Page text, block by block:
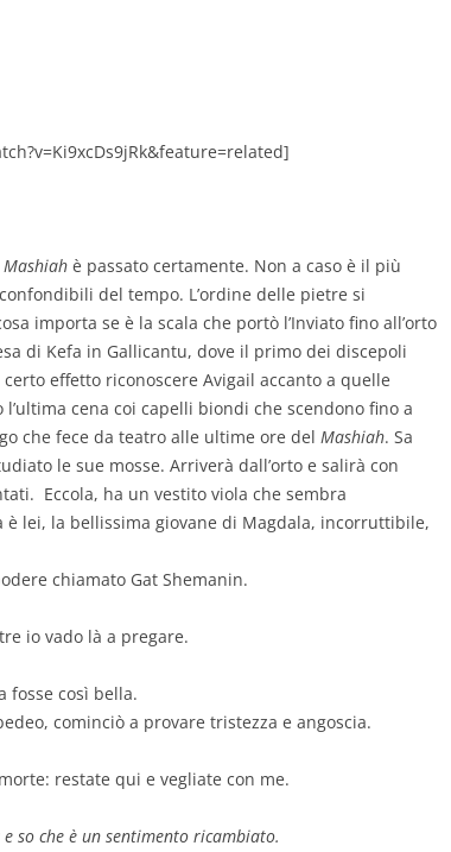
KIKA BOHR
MONICA MAZZITELLI
PASQUALE VITAGLIANO
RICCARDO FERRAZZI
ROBERTO PLEVANO
STEFANIE GOLISCH
Mashiah è passato certamente. Non a caso è il più
del tempo. L’ordine delle pietre si
importa se è la scala che portò l’Inviato fino all’orto
di Kefa in Gallicantu, dove il primo dei discepoli
certo effetto riconoscere Avigail accanto a quelle
cena coi capelli biondi che scendono fino a
che fece da teatro alle ultime ore del Mashiah. Sa
le sue mosse. Arriverà dall’orto e salirà con
Eccola, ha un vestito viola che sembra
è lei, la bellissima giovane di Magdala, incorruttibile,
chiamato Gat Shemanin.
io vado là a pregare.
fosse così bella.
cominciò a provare tristezza e angoscia.
restate qui e vegliate con me.
so che è un sentimento ricambiato.